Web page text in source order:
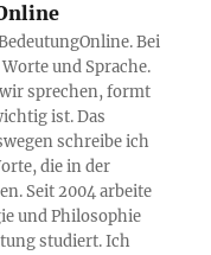
Bei
und Sprache.
sprechen, formt
ist. Das
schreibe ich
die in der
Seit 2004 arbeite
und Philosophie
studiert. Ich